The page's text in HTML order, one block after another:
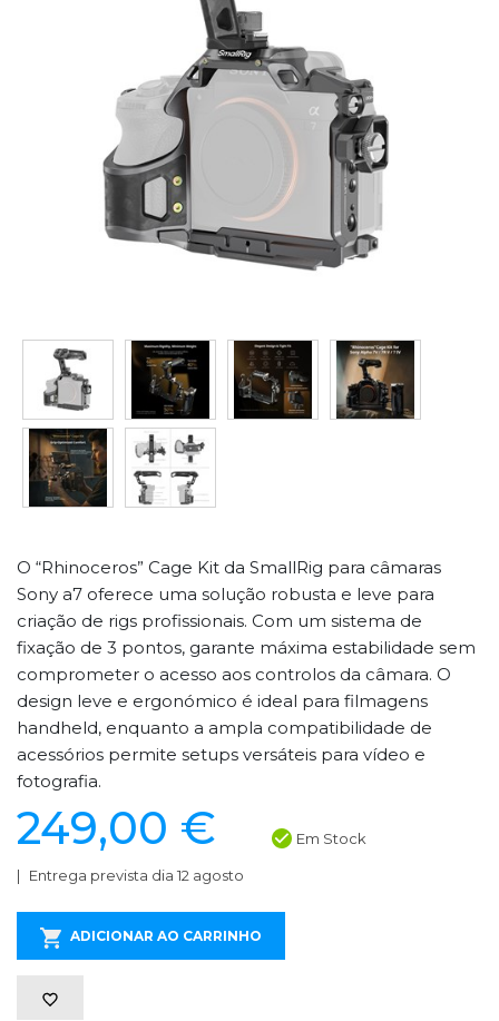
O “Rhinoceros” Cage Kit da SmallRig para câmaras
Sony a7 oferece uma solução robusta e leve para
criação de rigs profissionais. Com um sistema de
fixação de 3 pontos, garante máxima estabilidade sem
comprometer o acesso aos controlos da câmara. O
design leve e ergonómico é ideal para filmagens
handheld, enquanto a ampla compatibilidade de
acessórios permite setups versáteis para vídeo e
fotografia.
249,00 € Em Stock
Entrega prevista dia 12 agosto
ADICIONAR AO CARRINHO